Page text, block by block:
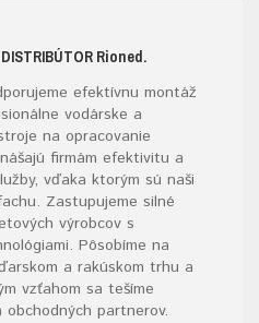
Rioned.
efektívnu montáž
vodárske a
na opracovanie
firmám efektivitu a
vďaka ktorým sú naši
Zastupujeme silné
výrobcov s
Pôsobíme na
a rakúskom trhu a
vzťahom sa tešíme
partnerov.